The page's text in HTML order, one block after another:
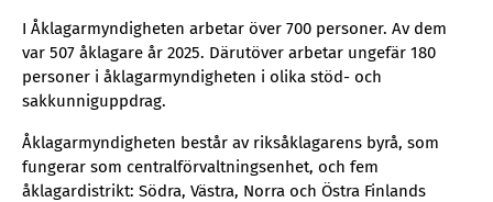
I Åklagarmyndigheten arbetar över 700 personer. Av dem
var 507 åklagare år 2025. Därutöver arbetar ungefär 180
personer i åklagarmyndigheten i olika stöd- och
sakkunniguppdrag.
Åklagarmyndigheten består av riksåklagarens byrå, som
fungerar som centralförvaltningsenhet, och fem
åklagardistrikt: Södra, Västra, Norra och Östra Finlands